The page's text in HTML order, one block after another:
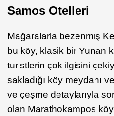
Samos Otelleri
Mağaralarla bezenmiş
bu köy, klasik bir Yunan
turistlerin çok ilgisini
sakladığı köy meydanı
ve çeşme detaylarıyla
olan Marathokampos